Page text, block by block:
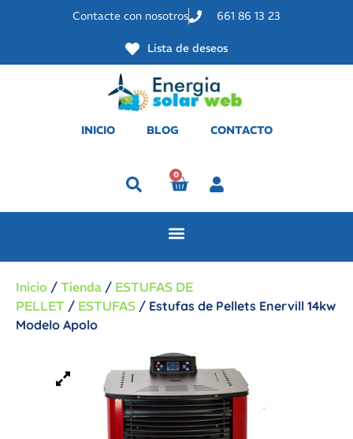
Contacte con nosotros 661 86 13 23
Lista de deseos
INICIO BLOG CONTACTO
0
Inicio / Tienda / ESTUFAS DE
PELLET / ESTUFAS / Estufas de Pellets Enervill 14kw
Modelo Apolo